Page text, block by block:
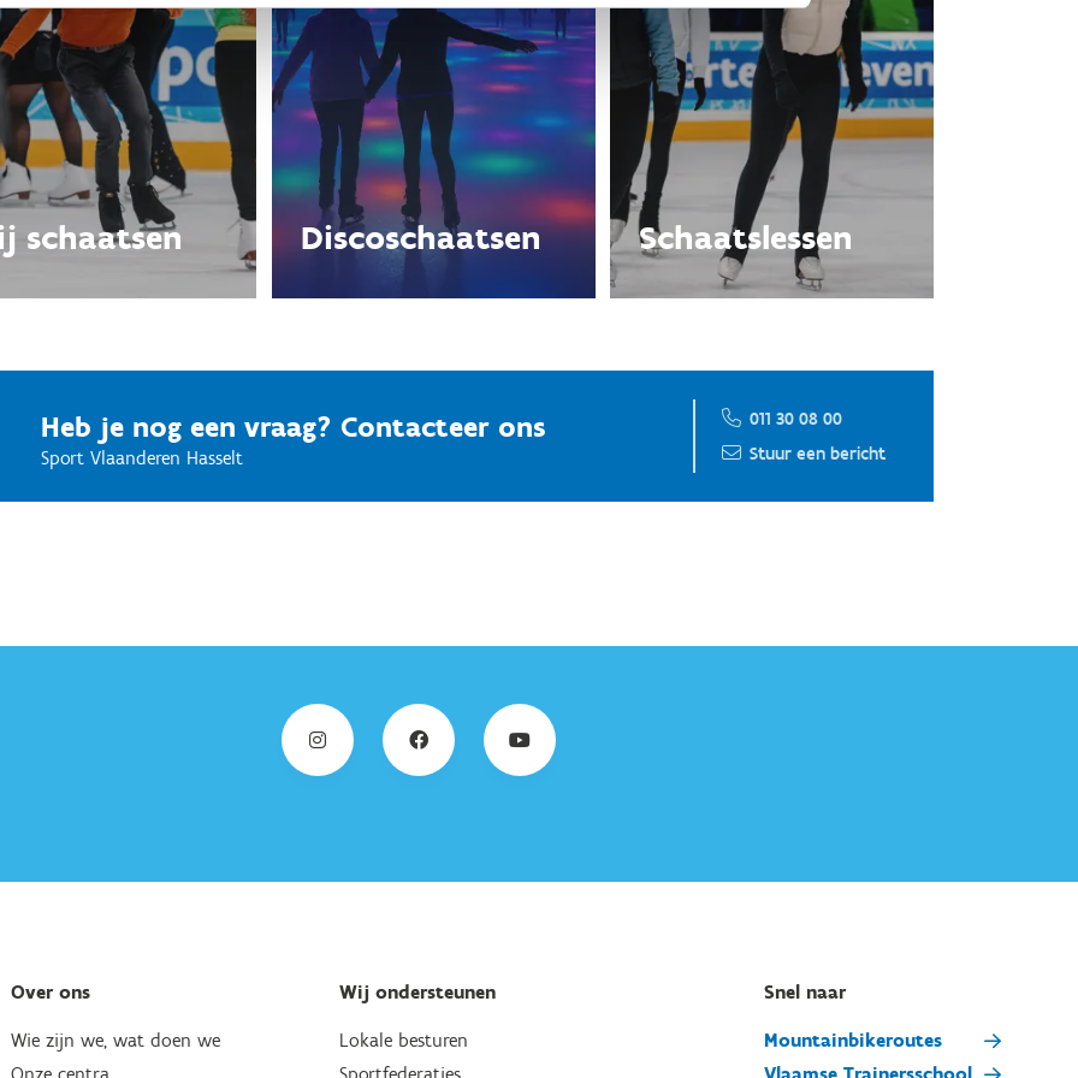
schaatsen Discoschaatsen Schaatslessen
Heb je nog een vraag? Contacteer ons
Sport Vlaanderen Hasselt
011 30 08 00
Stuur een bericht
Over ons
Wie zijn we, wat doen we
Wij ondersteunen
Lokale besturen
Snel naar
Mountainbikeroutes